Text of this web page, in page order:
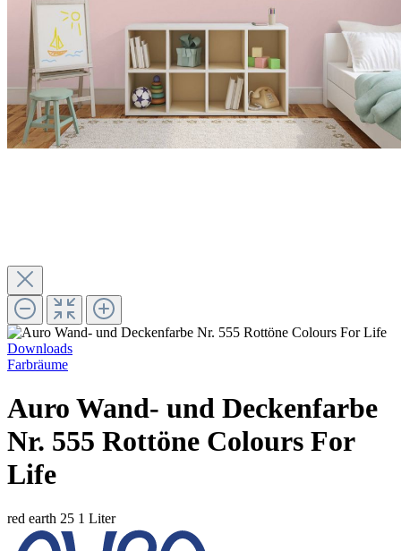
Downloads
Farbräume
Auro Wand- und Deckenfarbe
Nr. 555 Rottöne Colours For
Life
red earth 25 1 Liter